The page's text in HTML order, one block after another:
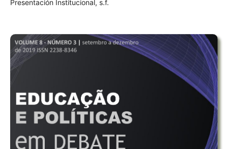
Presentación Institucional, s.f.